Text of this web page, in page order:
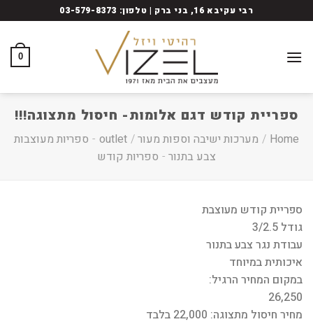
to
רבי עקיבא 16, בני ברק | טלפון: 03-579-8373
0
ספריית קודש דגם אלומות- חיסול מתצוגה!!!
Home
/ מערכות ישיבה וספות מעור/
outlet
- ספריות מעוצבות
צבע בתנור - ספריות קודש
ספריית קודש מעוצבת
גודל 3/2.5
עבודת נגר צבע בתנור
איכותית במיוחד
במקום המחיר הרגיל:
26,250
מחיר חיסול מתצוגה: 22,000 בלבד